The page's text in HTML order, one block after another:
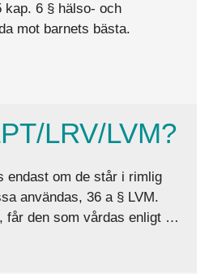
kap. 6 § hälso- och
mot barnets bästa.
LRV/LVM?
endast om de står i rimlig
användas, 36 a § LVM.
får den som vårdas enligt …